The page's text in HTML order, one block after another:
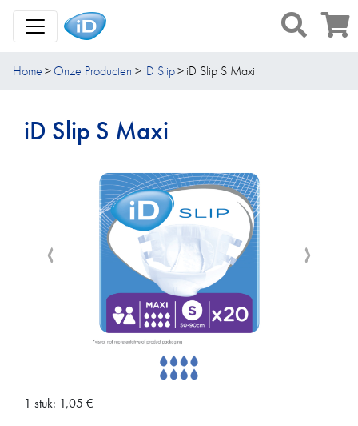
Toggle Navigation
Home Onze Producten iD Slip iD Slip S Maxi
iD Slip S Maxi
1 stuk: 1,05 €